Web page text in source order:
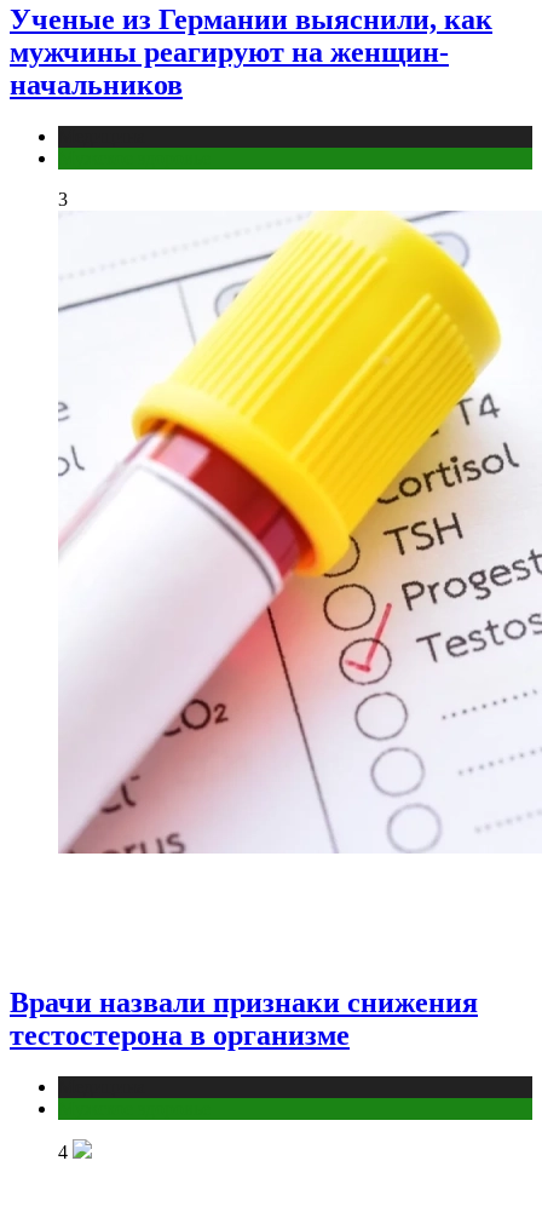
Ученые из Германии выяснили, как
мужчины реагируют на женщин-
начальников
3
Врачи назвали признаки снижения
тестостерона в организме
4